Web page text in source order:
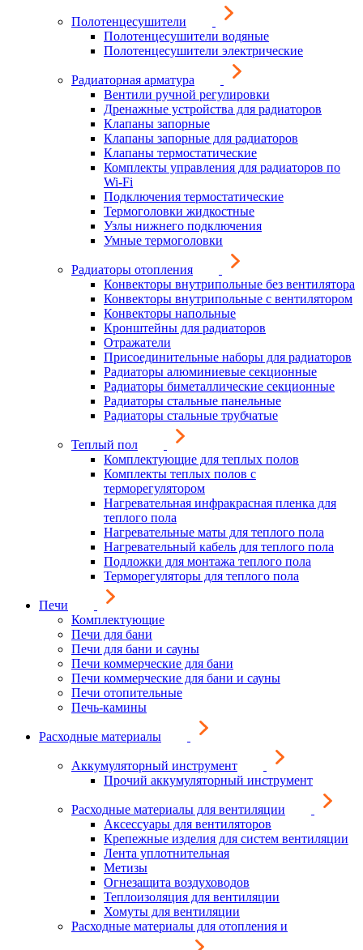
Полотенцесушители
Полотенцесушители водяные
Полотенцесушители электрические
Радиаторная арматура
Вентили ручной регулировки
Дренажные устройства для радиаторов
Клапаны запорные
Клапаны запорные для радиаторов
Клапаны термостатические
Комплекты управления для радиаторов по
Wi-Fi
Подключения термостатические
Термоголовки жидкостные
Узлы нижнего подключения
Умные термоголовки
Радиаторы отопления
Конвекторы внутрипольные без вентилятора
Конвекторы внутрипольные с вентилятором
Конвекторы напольные
Кронштейны для радиаторов
Отражатели
Присоединительные наборы для радиаторов
Радиаторы алюминиевые секционные
Радиаторы биметаллические секционные
Радиаторы стальные панельные
Радиаторы стальные трубчатые
Теплый пол
Комплектующие для теплых полов
Комплекты теплых полов с
терморегулятором
Нагревательная инфракрасная пленка для
теплого пола
Нагревательные маты для теплого пола
Нагревательный кабель для теплого пола
Подложки для монтажа теплого пола
Терморегуляторы для теплого пола
Печи
Комплектующие
Печи для бани
Печи для бани и сауны
Печи коммерческие для бани
Печи коммерческие для бани и сауны
Печи отопительные
Печь-камины
Расходные материалы
Аккумуляторный инструмент
Прочий аккумуляторный инструмент
Расходные материалы для вентиляции
Аксессуары для вентиляторов
Крепежные изделия для систем вентиляции
Лента уплотнительная
Метизы
Огнезащита воздуховодов
Теплоизоляция для вентиляции
Хомуты для вентиляции
Расходные материалы для отопления и